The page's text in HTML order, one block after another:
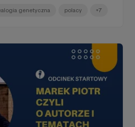
Np. kimś z dynastii Piastów.
byli? Lada chwila powinniśmy
przodków może nas zmienić?
rozmowy z Łukaszem
i genealogiem.
genetyczna polacy +7